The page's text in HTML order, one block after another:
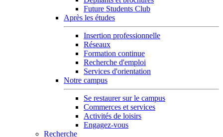
Future Students Club
Après les études
Insertion professionnelle
Réseaux
Formation continue
Recherche d'emploi
Services d'orientation
Notre campus
Se restaurer sur le campus
Commerces et services
Activités de loisirs
Engagez-vous
Recherche